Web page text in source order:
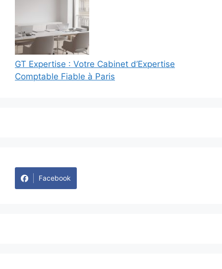
GT Expertise : Votre Cabinet d’Expertise
Comptable Fiable à Paris
Facebook